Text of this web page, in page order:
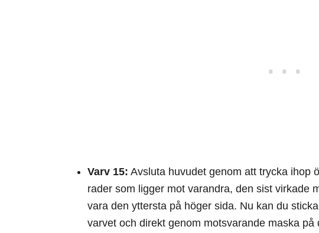
Varv 15: Avsluta huvudet genom att trycka ihop
rader som ligger mot varandra, den sist virkade
vara den yttersta på höger sida. Nu kan du
varvet och direkt genom motsvarande maska